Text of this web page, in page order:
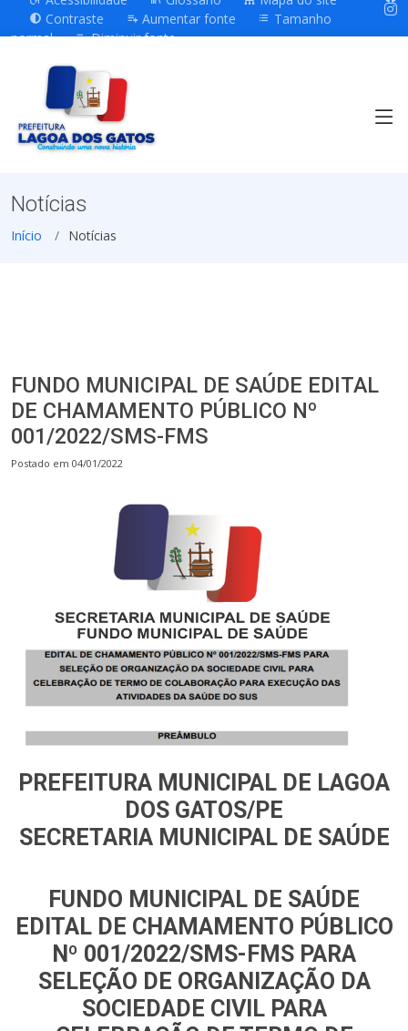
Contraste
Aumentar fonte
Tamanho
normal
Diminuir fonte
Notícias
Início Notícias
FUNDO MUNICIPAL DE SAÚDE EDITAL
DE CHAMAMENTO PÚBLICO Nº
001/2022/SMS-FMS
Postado em 04/01/2022
PREFEITURA MUNICIPAL DE LAGOA
DOS GATOS/PE
SECRETARIA MUNICIPAL DE SAÚDE
FUNDO MUNICIPAL DE SAÚDE
EDITAL DE CHAMAMENTO PÚBLICO
Nº 001/2022/SMS-FMS PARA
SELEÇÃO DE ORGANIZAÇÃO DA
SOCIEDADE CIVIL PARA